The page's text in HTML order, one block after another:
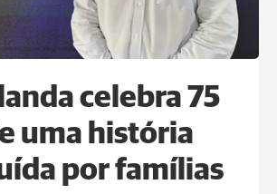
celebra 75
uma história
por famílias